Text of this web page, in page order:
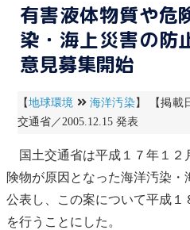
有害液体物質や危
染・海上災害の防
意見募集開始
【地球環境 海洋汚染 】 【掲載
交通省／2005.12.15 発表
国土交通省は平成１７年１２
険物が原因となった海洋汚染
公表し、この案について平成
を行うことにした。